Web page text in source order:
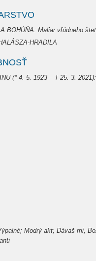
BOHÚŇA: Maliar vľúdneho
HRADILA
(* 4. 5. 1923 – † 25. 3.
Modrý akt; Dávaš mi,